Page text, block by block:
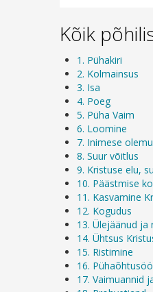
Kõik
1. Pühakiri
2. Kolmainsus
3. Isa
4. Poeg
5. Püha Vaim
6. Loomine
7. Inimese
8. Suur võitlus
9. Kristuse elu,
10. Päästmise
11. Kasvamine
12. Kogudus
13. Ülejäänud ja
14. Ühtsus
15. Ristimine
16.
17. Vaimuannid